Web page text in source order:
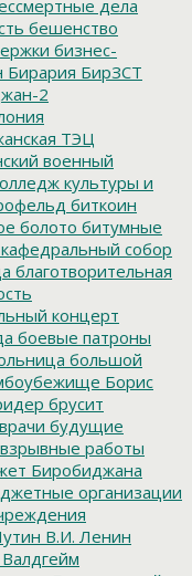
дела
бешенство
бизнес-
Бирария БирЗСТ
2
ТЭЦ
военный
культуры и
биткоин
болото битумные
собор
благотворительная
концерт
боевые патроны
большой
Борис
брусит
будущие
работы
Биробиджана
организации
В.И. Ленин
Валдгейм